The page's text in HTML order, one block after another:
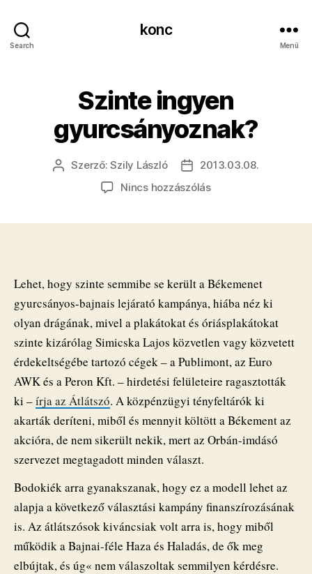
Search
konc
Menü
Szinte ingyen
gyurcsányoznak?
Bejegyzés
Szerző:Szily László
Bejegyzés
dátuma
2013.03.08.
Nincs hozzászólása(z)
Lehet, hogy szinte semmibe se került a Békemenet
gyurcsányos-bajnais lejárató kampánya, hiába néz ki
olyan drágának, mivel a plakátokat és óriásplakátokat
szinte kizárólag Simicska Lajos közvetlen vagy közvetett
érdekeltségébe tartozó cégek – a Publimont, az Euro
AWK és a Peron Kft. – hirdetési felületeire ragasztották
ki –írja az Átlátszó. A közpénzügyi tényfeltárók ki
akarták deríteni, miből és mennyit költött a Békement az
akcióra, de nem sikerült nekik, mert az Orbán-imdásó
szervezet megtagadott minden választ.
Bodokiék arra gyanakszanak, hogy ez a modell lehet az
alapja a következő választási kampány finanszírozásának
is. Az átlátszósok kiváncsiak volt arra is, hogy miből
működik a Bajnai-féle Haza és Haladás, de ők meg
elbújtak, és úg« nem válaszoltak semmilyen kérdésre.